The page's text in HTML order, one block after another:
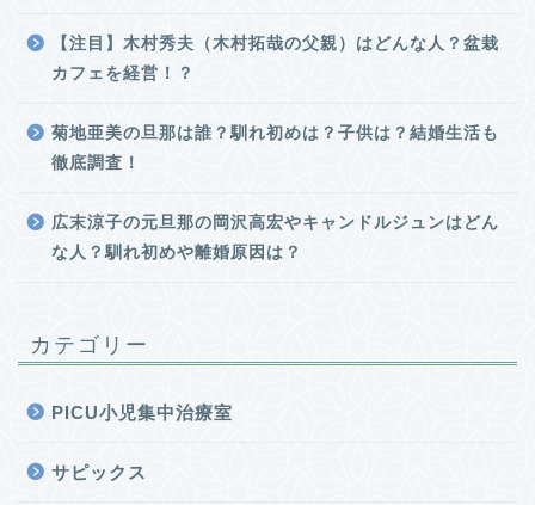
【注目】木村秀夫（木村拓哉の父親）はどんな人？盆栽
カフェを経営！？
菊地亜美の旦那は誰？馴れ初めは？子供は？結婚生活も
徹底調査！
広末涼子の元旦那の岡沢高宏やキャンドルジュンはどん
な人？馴れ初めや離婚原因は？
カテゴリー
PICU小児集中治療室
サピックス